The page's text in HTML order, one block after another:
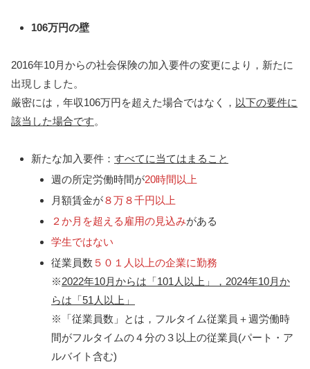
106万円の壁
2016年10月からの社会保険の加入要件の変更により，新たに
出現しました。
厳密には，年収106万円を超えた場合ではなく， 以下の要件に
該当した場合です。
新たな加入要件： すべてに当てはまること
週の所定労働時間が20時間以上
月額賃金が８万８千円以上
２か月を超える雇用の見込みがある
学生ではない
従業員数 ５０１人以上の企業に勤務
※2022年10月からは「101人以上」，2024年10月か
らは「51人以上」
※「従業員数」とは，フルタイム従業員＋週労働時
間がフルタイムの４分の３以上の従業員(パート・ア
ルバイト含む)